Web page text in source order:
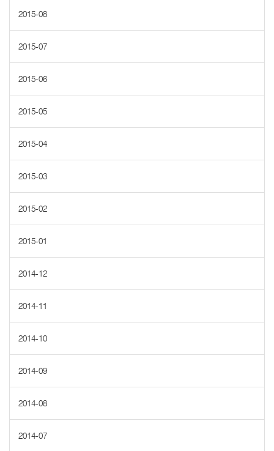
2015-08
2015-07
2015-06
2015-05
2015-04
2015-03
2015-02
2015-01
2014-12
2014-11
2014-10
2014-09
2014-08
2014-07